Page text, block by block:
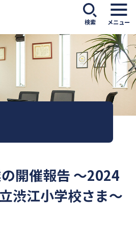
検索 メニュー
開催報告 ～2024
渋江小学校さま～